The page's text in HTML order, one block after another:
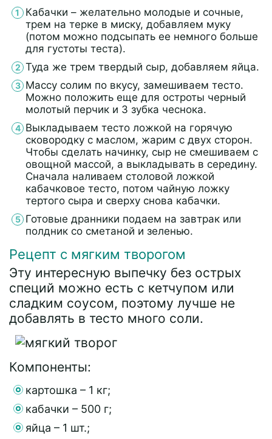
Кабачки – желательно молодые и сочные,
трем на терке в миску, добавляем муку
(потом можно подсыпать ее немного больше
для густоты теста).
Туда же трем твердый сыр, добавляем яйца.
Массу солим по вкусу, замешиваем тесто.
Можно положить еще для остроты черный
молотый перчик и 3 зубка чеснока.
Выкладываем тесто ложкой на горячую
сковородку с маслом, жарим с двух сторон.
Чтобы сделать начинку, сыр не смешиваем с
овощной массой, а выкладывать в середину.
Сначала наливаем столовой ложкой
кабачковое тесто, потом чайную ложку
тертого сыра и сверху снова кабачки.
Готовые дранники подаем на завтрак или
полдник со сметаной и зеленью.
Рецепт с мягким творогом
Эту интересную выпечку без острых
специй можно есть с кетчупом или
сладким соусом, поэтому лучше не
добавлять в тесто много соли.
Компоненты:
картошка – 1 кг;
кабачки – 500 г;
яйца – 1 шт.;